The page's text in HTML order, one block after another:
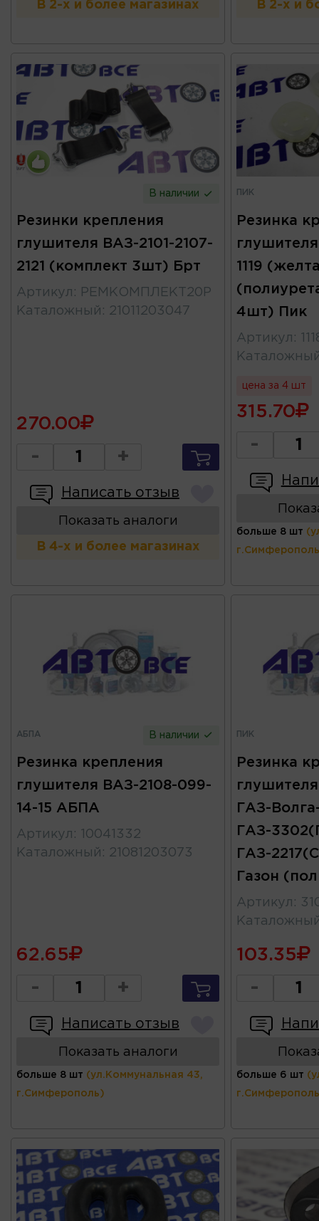
В 2-х и более магазинах В 2-х и
В наличии
Резинки крепления
глушителя ВАЗ-2101-2107-
2121 (комплект 3шт) Брт
Артикул :
РЕМКОМПЛЕКТ20Р
Каталожный : 21011203047
270.00
- +
Написать отзыв
Показать аналоги
В 4-х и более магазинах
ПИК
Резинка
глушителя
1119
4шт) Пик
Артикул :
цена за 4 шт
315.70
-
больше 8 шт
АБПА В наличии
Резинка крепления
глушителя ВАЗ-2108-099-
14-15 АБПА
Артикул :
10041332
Каталожный : 21081203073
62.65
- +
Написать отзыв
Показать аналоги
больше 8 шт (ул.Коммунальная 43,
г.Симферополь)
ПИК
Резинка
ГАЗ-
ГАЗ-
ГАЗ-
Газон
Артикул :
103.35
-
больше 6 шт